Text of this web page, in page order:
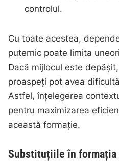
controlul.
Cu toate acestea,
puternic poate limita
Dacă mijlocul este
proaspeți pot avea
Astfel, înțelegerea
pentru maximizarea
această formație.
Substituțiile în formația